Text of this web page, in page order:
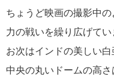
ちょうど映画の撮影中
力の戦いを繰り広げてい
お次はインドの美しい白
中央の丸いドームの高さ